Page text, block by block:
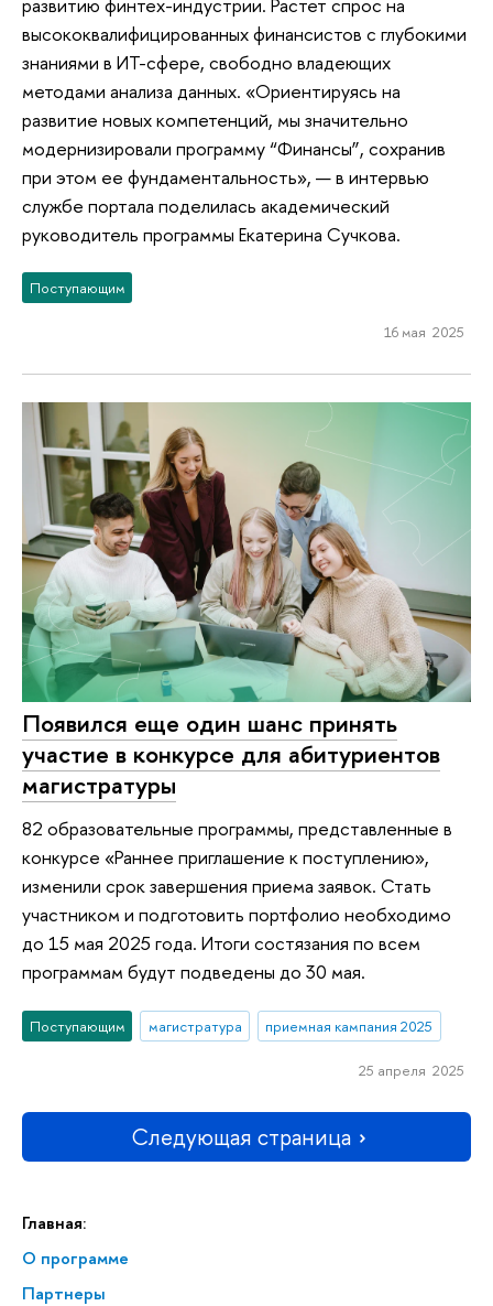
Главная:
О программе
Партнеры
высококвалифицированных финансистов с глубокими
знаниями в ИТ-сфере, свободно владеющих
методами анализа данных. «Ориентируясь на
развитие новых компетенций, мы значительно
модернизировали программу “Финансы”, сохранив
при этом ее фундаментальность», — в интервью
службе портала поделилась академический
руководитель программы Екатерина Сучкова.
Поступающим
16 мая 2025
Появился еще один шанс принять
участие в конкурсе для абитуриентов
магистратуры
82 образовательные программы, представленные в
конкурсе «Раннее приглашение к поступлению»,
изменили срок завершения приема заявок. Стать
участником и подготовить портфолио необходимо
до 15 мая 2025 года. Итоги состязания по всем
программам будут подведены до 30 мая.
Поступающим магистратура приемная кампания 2025
25 апреля 2025
Следующая страница